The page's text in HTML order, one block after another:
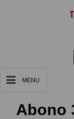
MENU
Abono